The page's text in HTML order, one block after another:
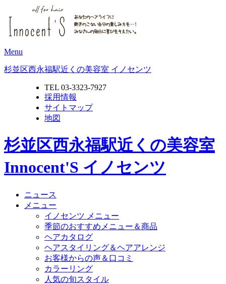
Menu
杉並区西永福駅近くの美容室 イノセンツ
TEL 03-3323-7927
採用情報
サイトマップ
地図
杉並区西永福駅近くの美容室
Innocent'S イノセンツ
ニュース
メニュー
イノセンツ メニュー
季節のおすすめメニュー＆商品
ヘアカタログ
ヘアスタイリング＆ヘアアレンジ
お客様からの声＆口コミ
カラーリング
人気の旬スタイル